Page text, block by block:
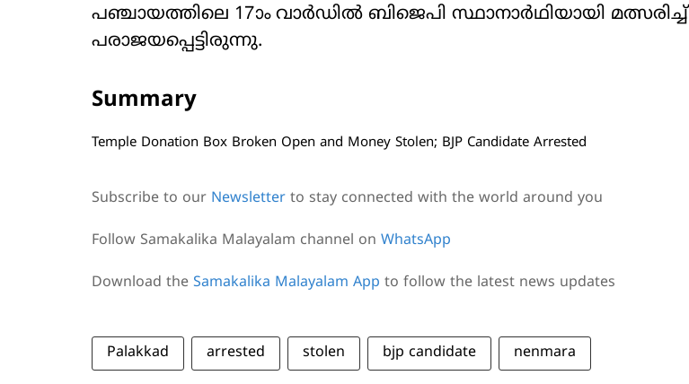
പഞ്ചായത്തിലെ 17ാം വാര്‍ഡില്‍ ബിജെപി സ്ഥാനാര്‍ഥിയായി മത്സരിച്ച്
പരാജയപ്പെട്ടിരുന്നു.
Summary
Temple Donation Box Broken Open and Money Stolen; BJP Candidate Arrested
Subscribe to our Newsletter to stay connected with the world around you
Follow Samakalika Malayalam channel on WhatsApp
Download the Samakalika Malayalam App to follow the latest news updates
Palakkad arrested stolen bjp candidate nenmara